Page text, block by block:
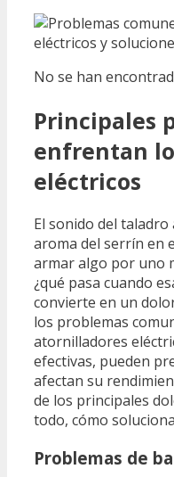
No se han
Principales
enfrentan
eléctricos
El sonido del
aroma del serrín en
armar algo por uno
¿qué pasa cuando
convierte en un
los problemas
atornilladores
efectivas, pueden
afectan su
de los principales
todo, cómo
Problemas de